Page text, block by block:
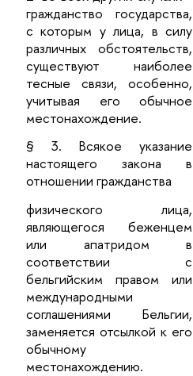
гражданство государства,
с которым у лица, в силу
различных обстоятельств,
существуют наиболее
тесные связи, особенно,
учитывая его обычное
местонахождение.
§ 3. Всякое указание
настоящего закона в
отношении гражданства
физического лица,
являющегося беженцем
или апатридом в
соответствии с
бельгийским правом или
международными
соглашениями Бельгии,
заменяется отсылкой к его
обычному
местонахождению.